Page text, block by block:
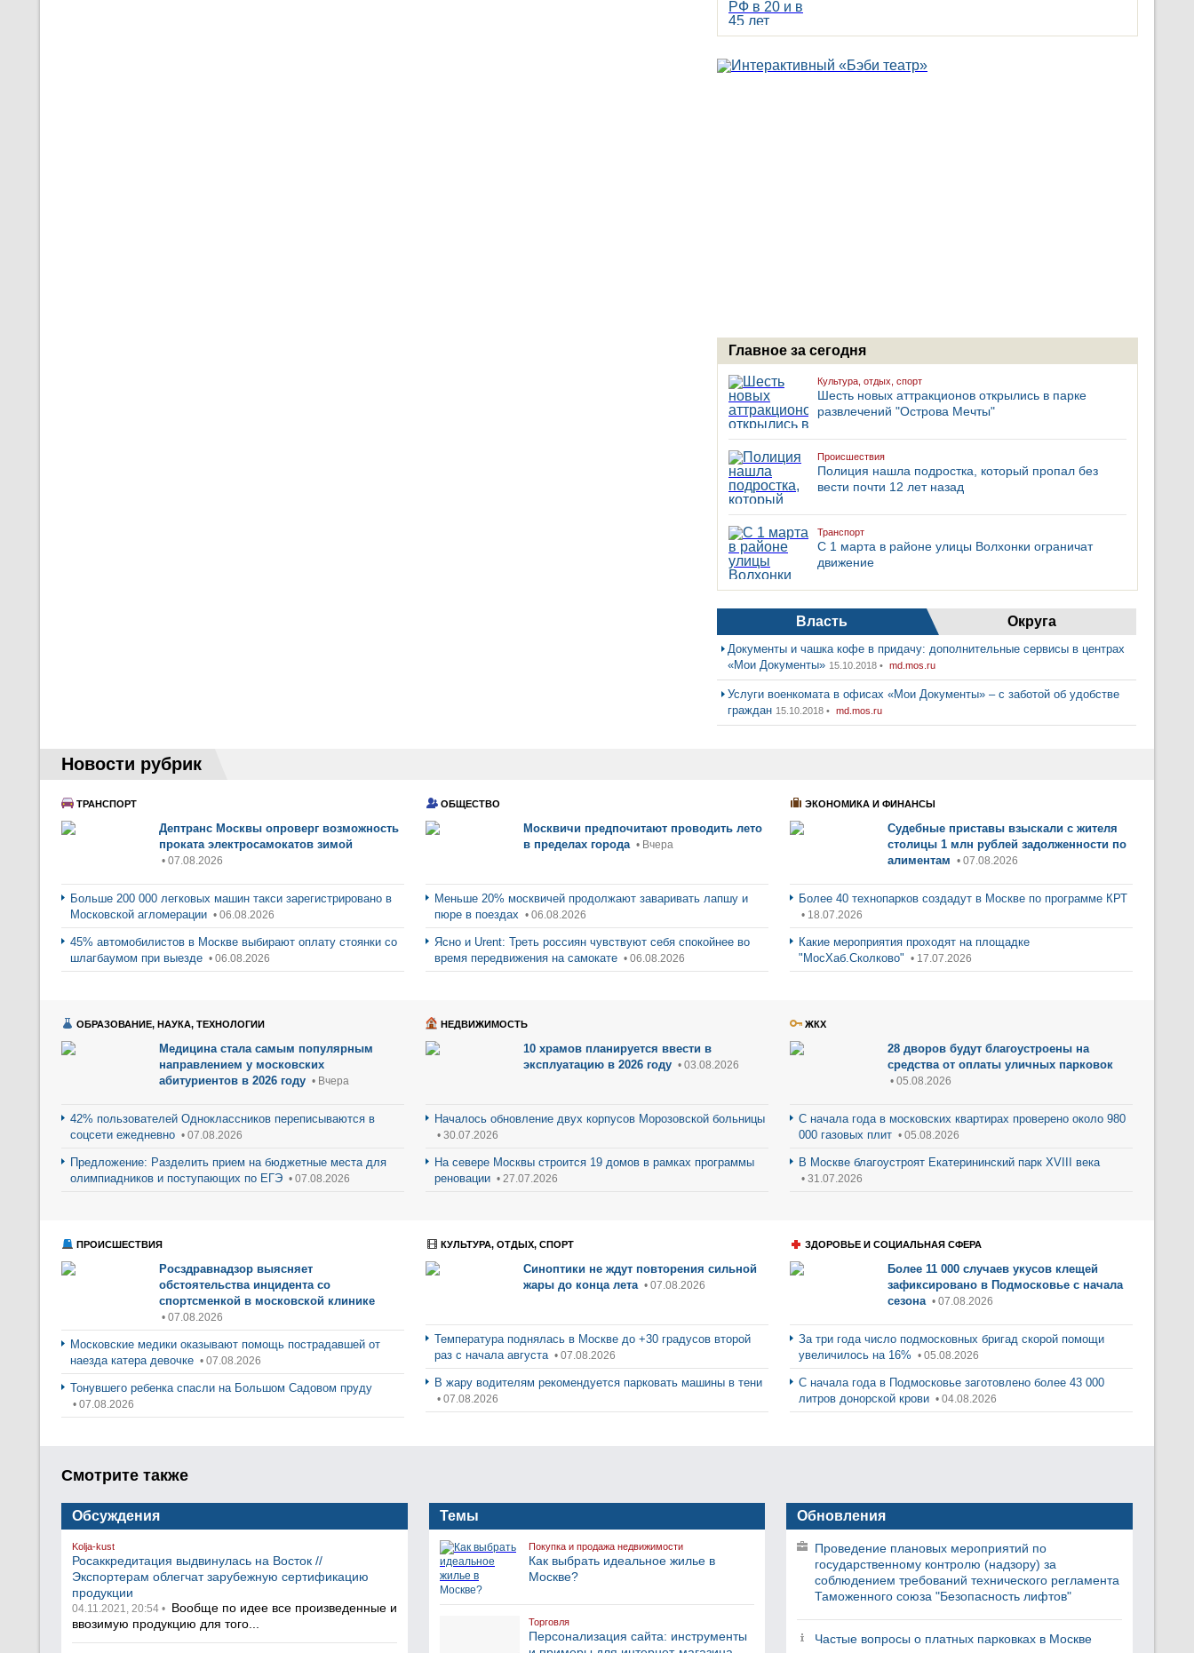
Главное за сегодня
Культура, отдых, спорт
Шесть новых аттракционов открылись в парке
развлечений "Острова Мечты"
Происшествия
Полиция нашла подростка, который пропал без
вести почти 12 лет назад
Транспорт
С 1 марта в районе улицы Волхонки ограничат
движение
Власть Округа
Документы и чашка кофе в придачу: дополнительные сервисы в центрах
«Мои Документы» 15.10.2018 • md.mos.ru
Услуги военкомата в офисах «Мои Документы» – с заботой об удобстве
граждан 15.10.2018 • md.mos.ru
Новости рубрик
ТРАНСПОРТ
Дептранс Москвы опроверг возможность
проката электросамокатов зимой
• 07.08.2026
Больше 200 000 легковых машин такси зарегистрировано в
Московской агломерации • 06.08.2026
45% автомобилистов в Москве выбирают оплату стоянки со
шлагбаумом при выезде • 06.08.2026
ОБЩЕСТВО
Москвичи предпочитают проводить лето
в пределах города • Вчера
Меньше 20% москвичей продолжают заваривать лапшу и
пюре в поездах • 06.08.2026
Ясно и Urent: Треть россиян чувствуют себя спокойнее во
время передвижения на самокате • 06.08.2026
ЭКОНОМИКА И ФИНАНСЫ
Судебные приставы взыскали с жителя
столицы 1 млн рублей задолженности по
алиментам • 07.08.2026
Более 40 технопарков создадут в Москве по программе КРТ
• 18.07.2026
Какие мероприятия проходят на площадке
"МосХаб.Сколково" • 17.07.2026
ОБРАЗОВАНИЕ, НАУКА, ТЕХНОЛОГИИ
Медицина стала самым популярным
направлением у московских
абитуриентов в 2026 году • Вчера
42% пользователей Одноклассников переписываются в
соцсети ежедневно • 07.08.2026
Предложение: Разделить прием на бюджетные места для
олимпиадников и поступающих по ЕГЭ • 07.08.2026
НЕДВИЖИМОСТЬ
10 храмов планируется ввести в
эксплуатацию в 2026 году • 03.08.2026
Началось обновление двух корпусов Морозовской больницы
• 30.07.2026
На севере Москвы строится 19 домов в рамках программы
реновации • 27.07.2026
ЖКХ
28 дворов будут благоустроены на
средства от оплаты уличных парковок
• 05.08.2026
С начала года в московских квартирах проверено около 980
000 газовых плит • 05.08.2026
В Москве благоустроят Екатерининский парк XVIII века
• 31.07.2026
ПРОИСШЕСТВИЯ
Росздравнадзор выясняет
обстоятельства инцидента со
спортсменкой в московской клинике
• 07.08.2026
Московские медики оказывают помощь пострадавшей от
наезда катера девочке • 07.08.2026
Тонувшего ребенка спасли на Большом Садовом пруду
• 07.08.2026
КУЛЬТУРА, ОТДЫХ, СПОРТ
Синоптики не ждут повторения сильной
жары до конца лета • 07.08.2026
Температура поднялась в Москве до +30 градусов второй
раз с начала августа • 07.08.2026
В жару водителям рекомендуется парковать машины в тени
• 07.08.2026
ЗДОРОВЬЕ И СОЦИАЛЬНАЯ СФЕРА
Более 11 000 случаев укусов клещей
зафиксировано в Подмосковье с начала
сезона • 07.08.2026
За три года число подмосковных бригад скорой помощи
увеличилось на 16% • 05.08.2026
С начала года в Подмосковье заготовлено более 43 000
литров донорской крови • 04.08.2026
Смотрите также
Обсуждения
Kolja-kust
Росаккредитация выдвинулась на Восток //
Экспортерам облегчат зарубежную сертификацию
продукции
04.11.2021, 20:54 • Вообще по идее все произведенные и
ввозимую продукцию для того...
Темы
Покупка и продажа недвижимости
Как выбрать идеальное жилье в
Москве?
Торговля
Персонализация сайта: инструменты
Обновления
Проведение плановых мероприятий по
государственному контролю (надзору) за
соблюдением требований технического регламента
Таможенного союза "Безопасность лифтов"
Частые вопросы о платных парковках в Москве